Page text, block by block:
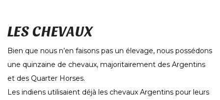
LES CHEVAUX
Bien que nous n’en faisons pas un élevage, nous possédons
une quinzaine de chevaux, majoritairement des Argentins
et des Quarter Horses.
Les indiens utilisaient déjà les chevaux Argentins pour leurs